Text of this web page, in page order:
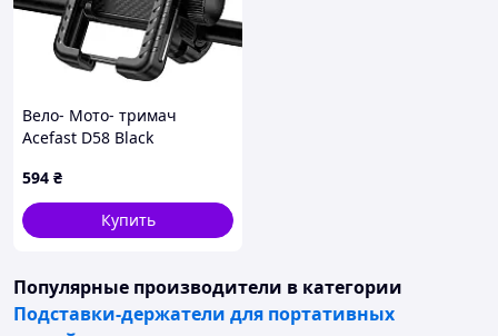
Вело- Мото- тримач
Acefast D58 Black
594 ₴
Купить
Популярные производители в категории
Подставки-держатели для портативных